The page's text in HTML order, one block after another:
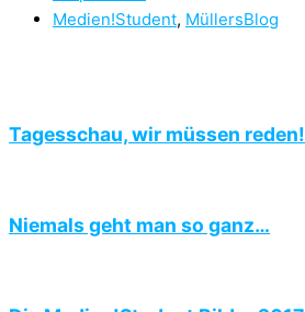
Medien!Student, MüllersBlog
Tagesschau, wir müssen reden!
Niemals geht man so ganz…